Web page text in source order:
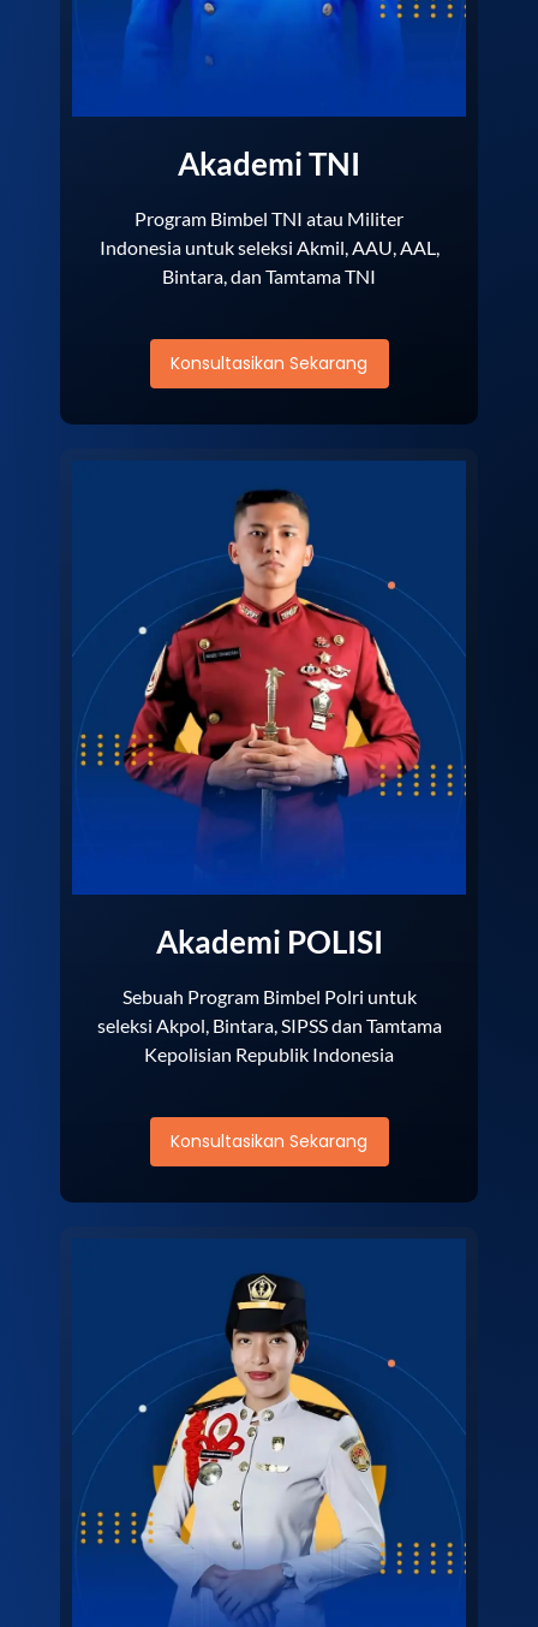
Akademi TNI
Program Bimbel TNI atau Militer
Indonesia untuk seleksi Akmil, AAU, AAL,
Bintara, dan Tamtama TNI
Konsultasikan Sekarang
Akademi POLISI
Sebuah Program Bimbel Polri untuk
seleksi Akpol, Bintara, SIPSS dan Tamtama
Kepolisian Republik Indonesia
Konsultasikan Sekarang